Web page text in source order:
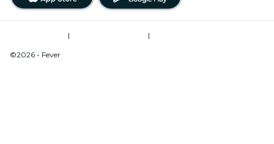
|
|
©2026 - Fever